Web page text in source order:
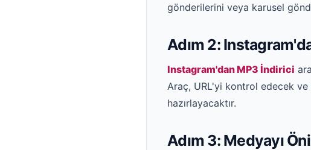
gönderilerini veya karusel
Adım 2:
Instagram'dan MP3 İndirici
Araç, URL'yi kontrol edecek
hazırlayacaktır.
Adım 3: Medyayı